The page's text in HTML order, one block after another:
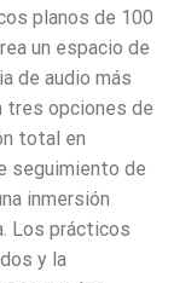
planos de 100
un espacio de
de audio más
tres opciones de
total en
seguimiento de
inmersión
Los prácticos
y la